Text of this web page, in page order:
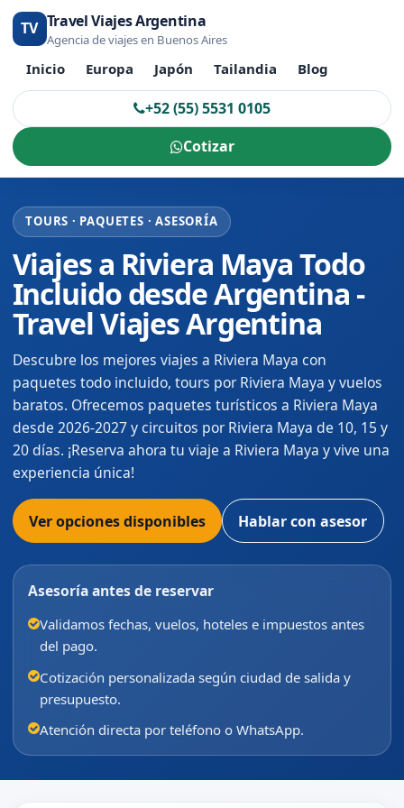
TV Travel Viajes Argentina
Agencia de viajes en Buenos Aires
Inicio Europa Japón Tailandia Blog
+52 (55) 5531 0105
Cotizar
TOURS · PAQUETES · ASESORÍA
Viajes a Riviera Maya Todo
Incluido desde Argentina -
Travel Viajes Argentina
Descubre los mejores viajes a Riviera Maya con
paquetes todo incluido, tours por Riviera Maya y vuelos
baratos. Ofrecemos paquetes turísticos a Riviera Maya
desde 2026-2027 y circuitos por Riviera Maya de 10, 15 y
20 días. ¡Reserva ahora tu viaje a Riviera Maya y vive una
experiencia única!
Ver opciones disponibles Hablar con asesor
Asesoría antes de reservar
Validamos fechas, vuelos, hoteles e impuestos antes
del pago.
Cotización personalizada según ciudad de salida y
presupuesto.
Atención directa por teléfono o WhatsApp.